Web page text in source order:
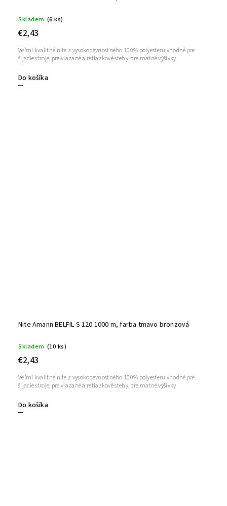
Skladem (6 ks)
€2,43
Do košíka
Veľmi kvalitné nite z vysokopevnostného 100% polyesteru vhodné pre
šijacie stroje, pre viazané a retiazkové stehy, pre matné výšivky
Nite Amann BELFIL-S 120 1000 m, farba tmavo bronzová
Skladem (10 ks)
€2,43
Do košíka
Veľmi kvalitné nite z vysokopevnostného 100% polyesteru vhodné pre
šijacie stroje, pre viazané a retiazkové stehy, pre matné výšivky